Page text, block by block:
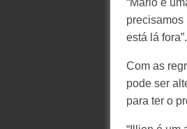
precisamos
está lá fora”.
Com as
pode ser
para ter o